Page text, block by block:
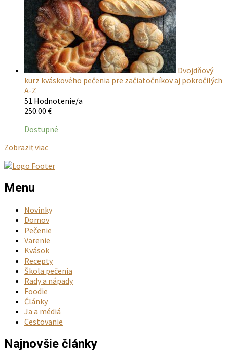
Dvojdňový
kurz kváskového pečenia pre začiatočníkov aj pokročilých
A-Z
51 Hodnotenie/a
250.00 €
Dostupné
Zobraziť viac
Menu
Novinky
Domov
Pečenie
Varenie
Kvások
Recepty
Škola pečenia
Rady a nápady
Foodie
Články
Ja a médiá
Cestovanie
Najnovšie články